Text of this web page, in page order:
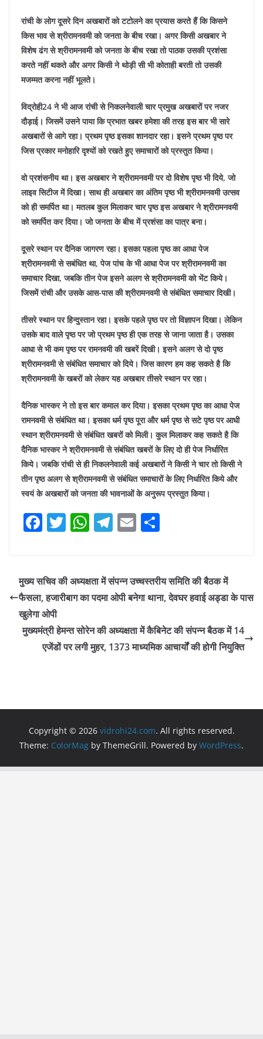
रांची के लोग दूसरे दिन अखबारों को टटोलने का प्रयास करते हैं कि किसने
किस भाव से श्रीरामनवमी को जनता के बीच रखा। अगर किसी अखबार ने
विशेष ढंग से श्रीरामनवमी को जनता के बीच रखा तो पाठक उसकी प्रशंसा
करते नहीं थकते और अगर किसी ने थोड़ी सी भी कोताही बरती तो उसकी
मजम्मत करना नहीं भूलते।
विद्रोही24 ने भी आज रांची से निकलनेवाली चार प्रमुख अखबारों पर नजर
दौड़ाई। जिसमें उसने पाया कि प्रभात खबर हमेशा की तरह इस बार भी सारे
अखबारों से आगे रहा। प्रथम पृष्ठ इसका शानदार रहा। इसने प्रथम पृष्ठ पर
जिस प्रकार मनोहारि दृश्यों को रखते हुए समाचारों को प्रस्तुत किया।
वो प्रशंसनीय था। इस अखबार ने श्रीरामनवमी पर दो विशेष पृष्ठ भी दिये, जो
लाइव सिटीज में दिखा। साथ ही अखबार का अंतिम पृष्ठ भी श्रीरामनवमी उत्सव
को ही समर्पित था। मतलब कुल मिलाकर चार पृष्ठ इस अखबार ने श्रीरामनवमी
को समर्पित कर दिया। जो जनता के बीच में प्रशंसा का पात्र बना।
दूसरे स्थान पर दैनिक जागरण रहा। इसका पहला पृष्ठ का आधा पेज
श्रीरामनवमी से सबंधित था, पेज पांच के भी आधा पेज पर श्रीरामनवमी का
समाचार दिखा, जबकि तीन पेज इसने अलग से श्रीरामनवमी को भेंट किये।
जिसमें रांची और उसके आस-पास की श्रीरामनवमी से संबंधित समाचार दिखी।
तीसरे स्थान पर हिन्दुस्तान रहा। इसके पहले पृष्ठ पर तो विज्ञापन दिखा। लेकिन
उसके बाद वाले पृष्ठ पर जो प्रथम पृष्ठ ही एक तरह से जाना जाता है। उसका
आधा से भी कम पृष्ठ पर रामनवमी की खबरें दिखी। इसने अलग से दो पृष्ठ
श्रीरामनवमी से संबंधित समाचार को दिये। जिस कारण हम कह सकते है कि
श्रीरामनवमी के खबरों को लेकर यह अखबार तीसरे स्थान पर रहा।
दैनिक भास्कर ने तो इस बार कमाल कर दिया। इसका प्रथम पृष्ठ का आधा पेज
रामनवमी से संबंधित था। इसका धर्म पृष्ठ पूरा और धर्म पृष्ठ से सटे पृष्ठ पर आधी
स्थान श्रीरामनवमी से संबंधित खबरों को मिली। कुल मिलाकर कह सकते है कि
दैनिक भास्कर ने श्रीरामनवमी से संबंधित खबरों के लिए दो ही पेज निर्धारित
किये। जबकि रांची से ही निकलनेवाली कई अखबारों ने किसी ने चार तो किसी ने
तीन पृष्ठ अलग से श्रीरामनवमी से संबंधित समाचारों के लिए निर्धारित किये और
स्वयं के अखबारों को जनता की भावनाओं के अनुरूप प्रस्तुत किया।
F
e
b
o
o
k
T
er
W
s
A
p
T
gr
a
E
l e
मुख्य सचिव की अध्यक्षता में संपन्न उच्चस्तरीय समिति की बैठक में
फैसला, हजारीबाग का पदमा ओपी बनेगा थाना, देवघर हवाई अड्डा के पास
खुलेगा ओपी
मुख्यमंत्री हेमन्त सोरेन की अध्यक्षता में कैबिनेट की संपन्न बैठक में 14
एजेंडों पर लगी मुहर, 1373 माध्यमिक आचार्यों की होगी नियुक्ति
Copyright © 2026 vidrohi24.com. All rights reserved.
Theme: ColorMag by ThemeGrill. Powered by WordPress.